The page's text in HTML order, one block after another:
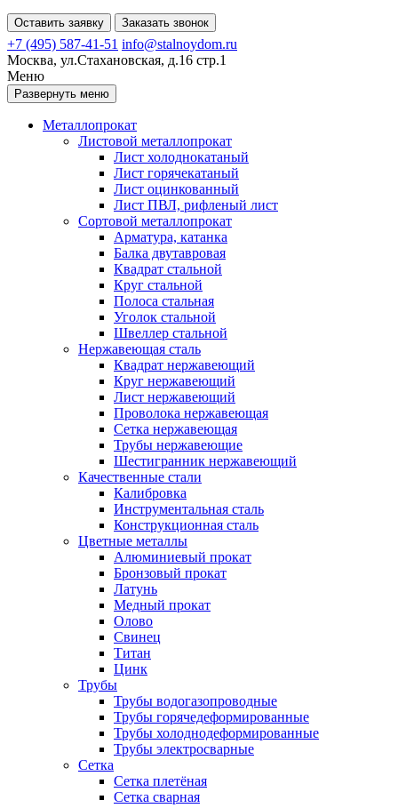
Оставить заявку Заказать звонок
+7 (495) 587-41-51 info@stalnoydom.ru
Москва, ул.Стахановская, д.16 стр.1
Меню
Развернуть меню
Металлопрокат
Листовой металлопрокат
Лист холоднокатаный
Лист горячекатаный
Лист оцинкованный
Лист ПВЛ, рифленый лист
Сортовой металлопрокат
Арматура, катанка
Балка двутавровая
Квадрат стальной
Круг стальной
Полоса стальная
Уголок стальной
Швеллер стальной
Нержавеющая сталь
Квадрат нержавеющий
Круг нержавеющий
Лист нержавеющий
Проволока нержавеющая
Сетка нержавеющая
Трубы нержавеющие
Шестигранник нержавеющий
Качественные стали
Калибровка
Инструментальная сталь
Конструкционная сталь
Цветные металлы
Алюминиевый прокат
Бронзовый прокат
Латунь
Медный прокат
Олово
Свинец
Титан
Цинк
Трубы
Трубы водогазопроводные
Трубы горячедеформированные
Трубы холоднодеформированные
Трубы электросварные
Сетка
Сетка плетёная
Сетка сварная